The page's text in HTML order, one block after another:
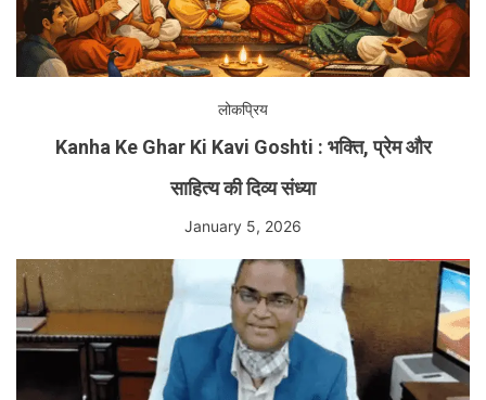
लोकप्रिय
Kanha Ke Ghar Ki Kavi Goshti : भक्ति, प्रेम और
साहित्य की दिव्य संध्या
January 5, 2026